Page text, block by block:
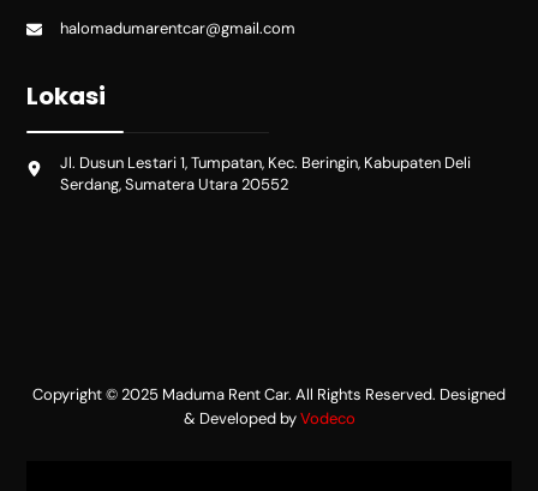
halomadumarentcar@gmail.com
Lokasi
Jl. Dusun Lestari 1, Tumpatan, Kec. Beringin, Kabupaten Deli
Serdang, Sumatera Utara 20552
Copyright © 2025 Maduma Rent Car. All Rights Reserved. Designed
& Developed byVodeco